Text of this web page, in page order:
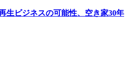
生ビジネスの可能性、空き家30年